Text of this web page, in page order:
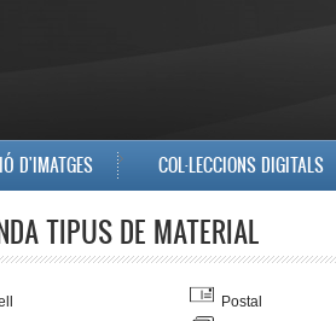
D'IMATGES COL·LECCIONS DIGITALS
TIPUS DE MATERIAL
Postal